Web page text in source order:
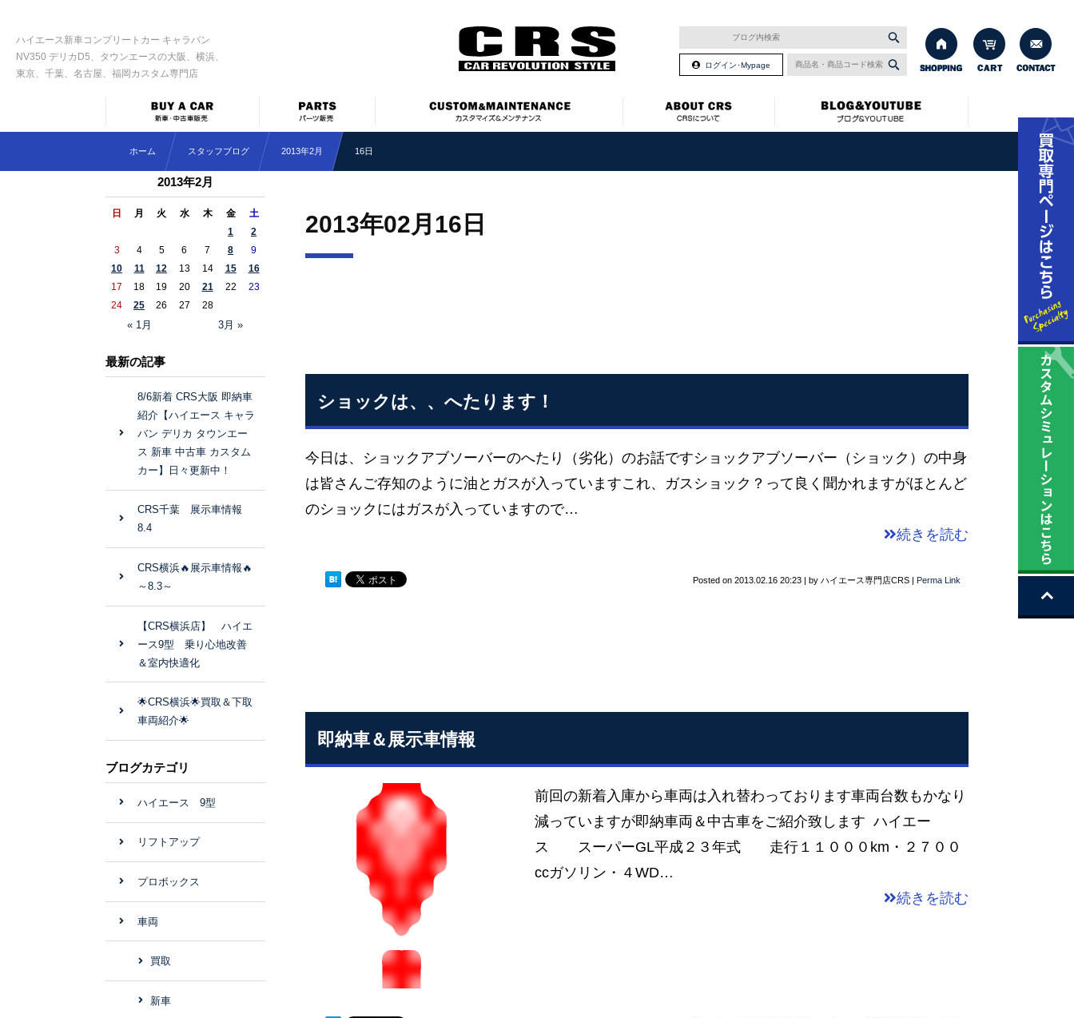
ハイエース新車コンプリートカー キャラバン
NV350 デリカD5、タウンエースの大阪、横浜、
東京、千葉、名古屋、福岡カスタム専門店
ログイン･Mypage
ホーム スタッフブログ 2013年2月 16日
2013年02月16日
ショックは、、へたります！
今日は、ショックアブソーバーのへたり（劣化）のお話ですショックアブソーバー（ショック）の中身
は皆さんご存知のように油とガスが入っていますこれ、ガスショック？って良く聞かれますがほとんど
のショックにはガスが入っていますので…
続きを読む
Posted on 2013.02.16 20:23 | by ハイエース専門店CRS | Perma Link
即納車＆展示車情報
前回の新着入庫から車両は入れ替わっております車両台数もかなり
減っていますが即納車両＆中古車をご紹介致します ハイエー
ス スーパーGL平成２３年式 走行１１０００km・２７００
ccガソリン・４WD…
続きを読む
2013年2月
日 月 火 水 木 金 土
« 1月 3月 »
1
2
3
4 5 6 7 8
9
10
11 12 13 14 15
16
17
18 19 20 21 22
23
24
25 26 27 28
最新の記事
8/6新着 CRS大阪 即納車
紹介【ハイエース キャラ
バン デリカ タウンエー
ス 新車 中古車 カスタム
カー】日々更新中！
CRS千葉 展示車情報
8.4
CRS横浜🔥展示車情報🔥
～8.3～
【CRS横浜店】 ハイエ
ース9型 乗り心地改善
＆室内快適化
🌟CRS横浜🌟買取＆下取
車両紹介🌟
ブログカテゴリ
ハイエース 9型
リフトアップ
プロボックス
車両
買取
新車